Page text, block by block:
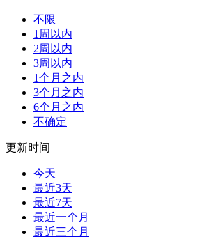
不限
1周以内
2周以内
3周以内
1个月之内
3个月之内
6个月之内
不确定
更新时间
今天
最近3天
最近7天
最近一个月
最近三个月